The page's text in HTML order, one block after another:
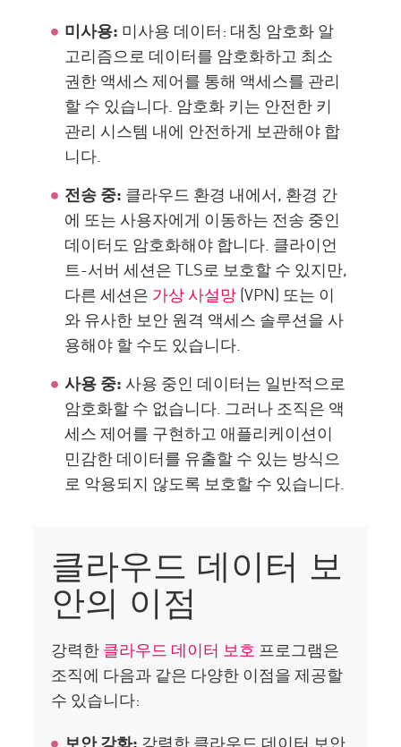
미사용: 미사용 데이터: 대칭 암호화 알
고리즘으로 데이터를 암호화하고 최소
권한 액세스 제어를 통해 액세스를 관리
할 수 있습니다. 암호화 키는 안전한 키
관리 시스템 내에 안전하게 보관해야 합
니다.
전송 중: 클라우드 환경 내에서, 환경 간
에 또는 사용자에게 이동하는 전송 중인
데이터도 암호화해야 합니다. 클라이언
트-서버 세션은 TLS로 보호할 수 있지만,
다른 세션은 가상 사설망(VPN) 또는 이
와 유사한 보안 원격 액세스 솔루션을 사
용해야 할 수도 있습니다.
사용 중: 사용 중인 데이터는 일반적으로
암호화할 수 없습니다. 그러나 조직은 액
세스 제어를 구현하고 애플리케이션이
민감한 데이터를 유출할 수 있는 방식으
로 악용되지 않도록 보호할 수 있습니다.
클라우드 데이터 보
안의 이점
강력한클라우드 데이터 보호 프로그램은
조직에 다음과 같은 다양한 이점을 제공할
수 있습니다:
보안 강화: 강력한 클라우드 데이터 보안